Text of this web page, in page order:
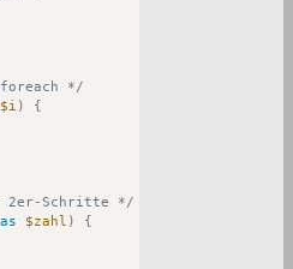
foreach */
$i )
{
2er-Schritte */
as $zahl )
{